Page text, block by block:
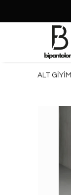
ALT GİYİM